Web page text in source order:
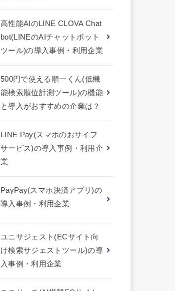
高性能AIのLINE CLOVA Chat
bot(LINEのAIチャットボット
ツール)の導入事例・利用企業
500円で使える順一くん(低機
能検索順位計測ツール)の機能
と導入がおすすめの企業は？
LINE Pay(スマホのおサイフ
サービス)の導入事例・利用企
業
PayPay(スマホ決済アプリ)の
導入事例・利用企業
ユニサジェスト(ECサイト向
け検索サジェストツール)の導
入事例・利用企業